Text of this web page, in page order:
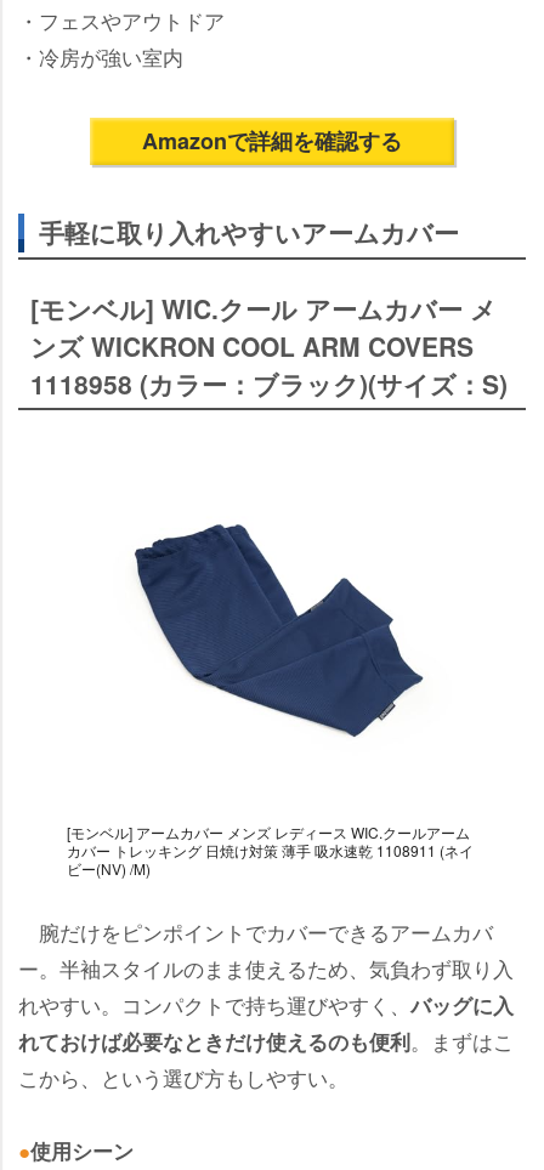
・フェスやアウトドア
・冷房が強い室内
Amazonで詳細を確認する
手軽に取り入れやすいアームカバー
[モンベル] WIC.クール アームカバー メ
ンズ WICKRON COOL ARM COVERS
1118958 (カラー：ブラック)(サイズ：S)
[モンベル] アームカバー メンズ レディース WIC.クールアーム
カバー トレッキング 日焼け対策 薄手 吸水速乾 1108911 (ネイ
ビー(NV) /M)
腕だけをピンポイントでカバーできるアームカバ
ー。半袖スタイルのまま使えるため、気負わず取り入
れやすい。コンパクトで持ち運びやすく、バッグに入
れておけば必要なときだけ使えるのも便利。まずはこ
こから、という選び方もしやすい。
●使用シーン